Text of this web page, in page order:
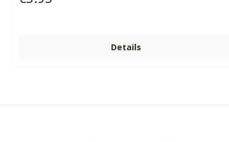
Details